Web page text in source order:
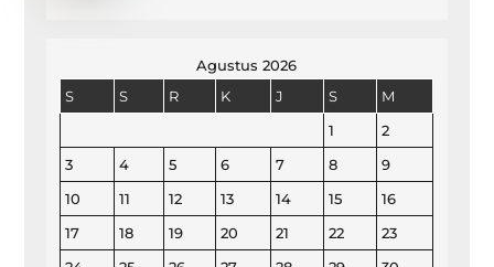
Agustus 2026
S
S R K J S
M
1
2
3
4 5 6 7 8
9
10
11 12 13 14 15
16
17
18 19 20 21 22
23